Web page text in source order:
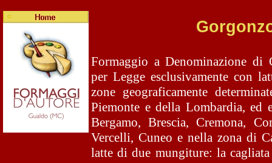
Formaggio a Denominazione di
per Legge esclusivamente con
zone geograficamente
Piemonte e della Lombardia, ed
Bergamo, Brescia, Cremona,
Vercelli, Cuneo e nella zona di
latte di due mungiture: la